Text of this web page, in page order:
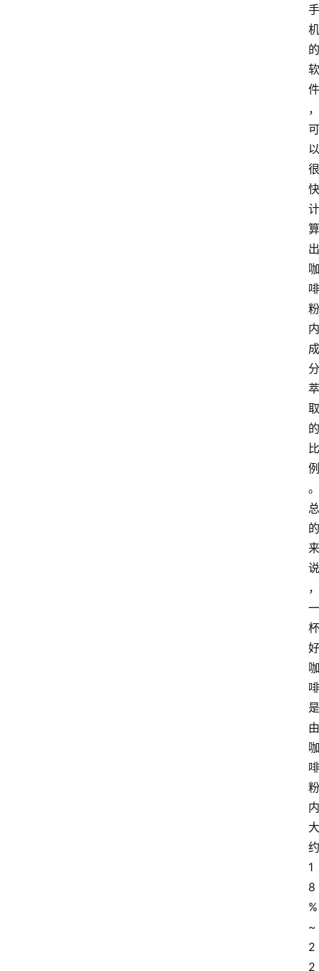
手
机
的
软
件
，
可
以
很
快
计
算
出
咖
啡
粉
内
成
分
萃
取
的
比
例
。
总
的
来
说
，
一
杯
好
咖
啡
是
由
咖
啡
粉
内
大
约
1
8
%
~
2
2